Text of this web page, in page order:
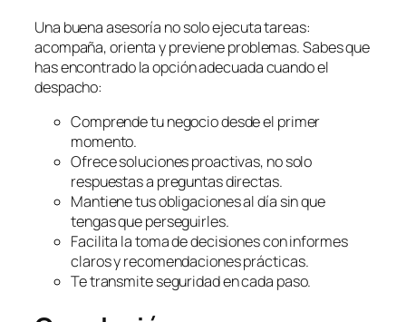
Una buena asesoría no solo ejecuta tareas:
acompaña, orienta y previene problemas. Sabes que
has encontrado la opción adecuada cuando el
despacho:
Comprende tu negocio desde el primer
momento.
Ofrece soluciones proactivas, no solo
respuestas a preguntas directas.
Mantiene tus obligaciones al día sin que
tengas que perseguirles.
Facilita la toma de decisiones con informes
claros y recomendaciones prácticas.
Te transmite seguridad en cada paso.